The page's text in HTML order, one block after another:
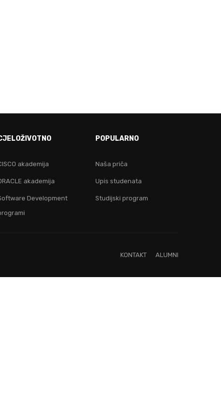
akademija
akademija
Development
POPULARNO
Naša priča
Upis studenata
Studijski program
KONTAKT ALUMNI